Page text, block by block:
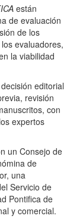
están
de evaluación
de los
evaluadores,
la viabilidad
editorial
revisión
con
expertos
un Consejo de
de
una
Servicio de
Pontifica de
y comercial.